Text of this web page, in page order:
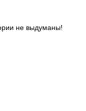
не выдуманы!